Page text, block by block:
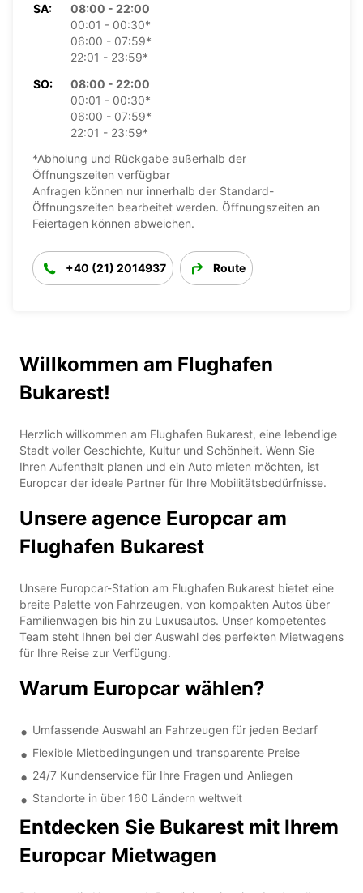
SA:
08:00 - 22:00
00:01 - 00:30*
06:00 - 07:59*
22:01 - 23:59*
SO:
08:00 - 22:00
00:01 - 00:30*
06:00 - 07:59*
22:01 - 23:59*
*Abholung und Rückgabe außerhalb der
Öffnungszeiten verfügbar
Anfragen können nur innerhalb der Standard-
Öffnungszeiten bearbeitet werden. Öffnungszeiten an
Feiertagen können abweichen.
+40 (21) 2014937 Route
Willkommen am Flughafen
Bukarest!
Herzlich willkommen am Flughafen Bukarest, eine lebendige
Stadt voller Geschichte, Kultur und Schönheit. Wenn Sie
Ihren Aufenthalt planen und ein Auto mieten möchten, ist
Europcar der ideale Partner für Ihre Mobilitätsbedürfnisse.
Unsere agence Europcar am
Flughafen Bukarest
Unsere Europcar-Station am Flughafen Bukarest bietet eine
breite Palette von Fahrzeugen, von kompakten Autos über
Familienwagen bis hin zu Luxusautos. Unser kompetentes
Team steht Ihnen bei der Auswahl des perfekten Mietwagens
für Ihre Reise zur Verfügung.
Warum Europcar wählen?
Umfassende Auswahl an Fahrzeugen für jeden Bedarf
Flexible Mietbedingungen und transparente Preise
24/7 Kundenservice für Ihre Fragen und Anliegen
Standorte in über 160 Ländern weltweit
Entdecken Sie Bukarest mit Ihrem
Europcar Mietwagen